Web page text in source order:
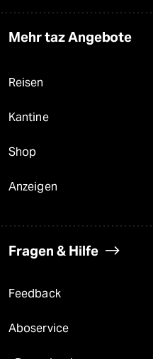
Mehr taz Angebote
Reisen
Kantine
Shop
Anzeigen
Fragen & Hilfe
Feedback
Aboservice